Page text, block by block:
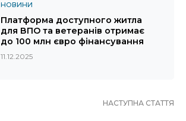
НОВИНИ
Платформа доступного житла
для ВПО та ветеранів отримає
до 100 млн євро фінансування
11.12.2025
НАСТУПНА СТАТТЯ